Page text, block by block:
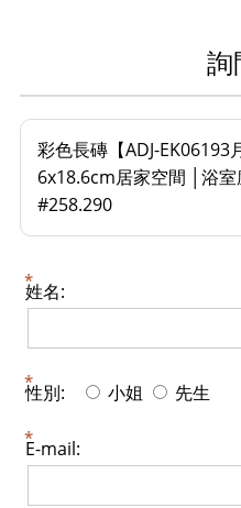
詢
彩色長磚【ADJ-EK06193
6x18.6cm居家空間 │浴
#258.290
姓名:
性別: 小姐 先生
E-mail: